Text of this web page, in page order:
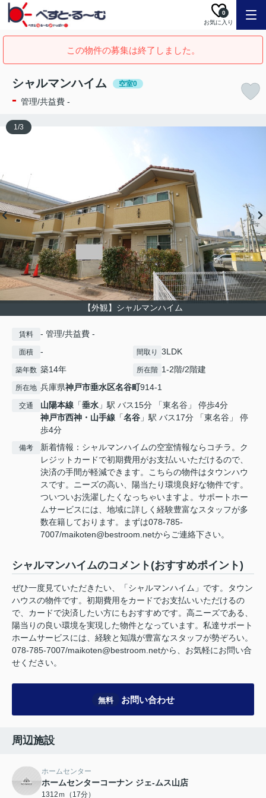
お気に入り
0
この物件の募集は終了しました。
シャルマンハイム 空室0
- 管理/共益費 -
【外観】シャルマンハイム
1/3
賃料 - 管理/共益費 -
面積 - 間取り 3LDK
築年数 築14年 所在階 1-2階/2階建
所在地 兵庫県神戸市垂水区名谷町914-1
交通 山陽本線 「垂水 」駅 バス15分 「東名谷」 停歩4分
神戸市西神・山手線 「名谷 」駅 バス17分 「東名谷」 停
歩4分
備考
新着情報：シャルマンハイムの空室情報ならコチラ。ク
レジットカードで初期費用がお支払いいただけるので、
決済の手間が軽減できます。こちらの物件はタウンハウ
スです。ニーズの高い、陽当たり環境良好な物件です。
ついついお洗濯したくなっちゃいますよ。サポートホー
ムサービスには、地域に詳しく経験豊富なスタッフが多
数在籍しております。まずは078-785-
7007/maikoten@bestroom.netからご連絡下さい。
シャルマンハイムのコメント(おすすめポイント)
ぜひ一度見ていただきたい、「シャルマンハイム」です。タウン
ハウスの物件です。初期費用をカードでお支払いいただけるの
で、カードで決済したい方にもおすすめです。高ニーズである、
陽当りの良い環境を実現した物件となっています。私達サポート
ホームサービスには、経験と知識が豊富なスタッフが勢ぞろい。
078-785-7007/maikoten@bestroom.netから、お気軽にお問い合
せください。
無料 お問い合わせ
周辺施設
ホームセンター
ホームセンターコーナン ジェ-ムス山店
1312ｍ（17分）